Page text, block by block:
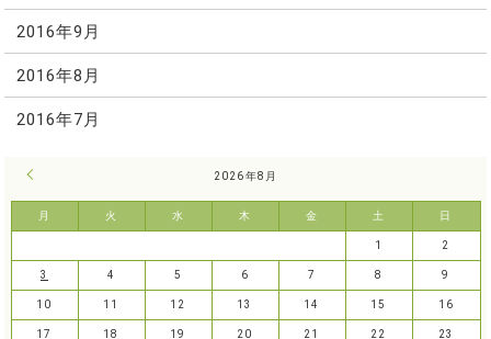
2016年9月
2016年8月
2016年7月
2026年8月
月 火 水 木 金 土 日
1 2
3 4 5 6 7 8 9
10 11 12 13 14 15 16
17 18 19 20 21 22 23